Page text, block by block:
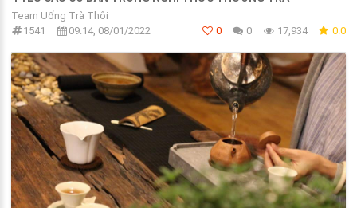
Team Uống Trà Thôi
1541
09:14, 08/01/2022 0 0 17,934 0.0